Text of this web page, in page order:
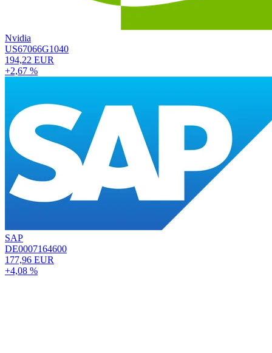
Nvidia
US67066G1040
194,22 EUR
+2,67 %
SAP
DE0007164600
177,96 EUR
+4,08 %